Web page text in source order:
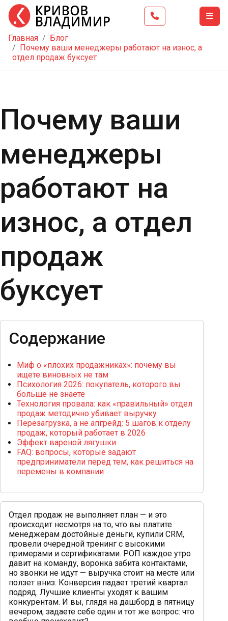
Главная
Тренинг
Услуги
Блог
Контакты
Главная
Блог
Почему ваши менеджеры работают на износ, а
отдел продаж буксует
Почему ваши
менеджеры
работают на
износ, а отдел
продаж
буксует
Содержание
Миф о «плохих продажниках»: почему вы
ищете виновных не там
Психология 2026: покупатель, которого вы
больше не знаете
Технология провала: как «правильный» отдел
продаж методично убивает выручку
Перезагрузка, а не апгрейд: 5 шагов к отделу
продаж, который работает в 2026
Эффект вареной лягушки
FAQ: вопросы, которые задают
предприниматели перед тем, как решиться на
перемены в компании
Отдел продаж не выполняет план — и это
происходит несмотря на то, что вы платите
менеджерам достойные деньги, купили CRM,
провели очередной тренинг с высокими
примерами и сертификатами. РОП каждое утро
давит на команду, воронка забита контактами,
но звонки не идут — выручка стоит на месте или
ползет вниз. Конверсия падает третий квартал
подряд. Лучшие клиенты уходят к вашим
конкурентам. И вы, глядя на дашборд в пятницу
вечером, задаете себе один и тот же вопрос: что